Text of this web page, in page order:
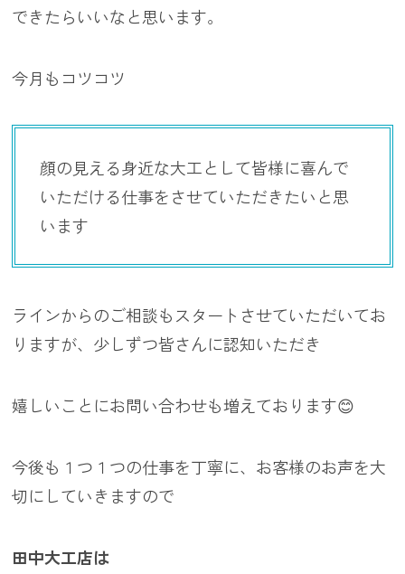
できたらいいなと思います。
今月もコツコツ
顔の見える身近な大工として皆様に喜んで
いただける仕事をさせていただきたいと思
います
ラインからのご相談もスタートさせていただいてお
りますが、少しずつ皆さんに認知いただき
嬉しいことにお問い合わせも増えております😊
今後も１つ１つの仕事を丁寧に、お客様のお声を大
切にしていきますので
田中大工店は